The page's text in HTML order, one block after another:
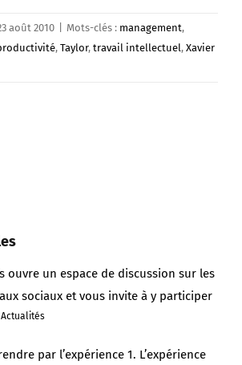
août 2010 Mots-clés : management,
, Taylor, travail intellectuel, Xavier
ouvre un espace de discussion sur les
sociaux et vous invite à y participer
Actualités
par l’expérience 1. L’expérience